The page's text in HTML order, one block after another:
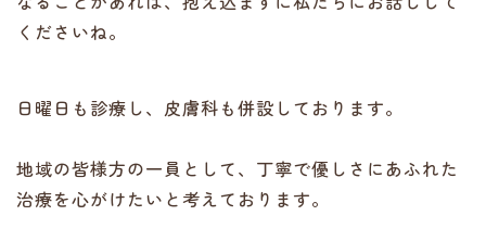
くださいね。
日曜日も診療し、皮膚科も併設しております。
地域の皆様方の一員として、丁寧で優しさにあふれた
治療を心がけたいと考えております。